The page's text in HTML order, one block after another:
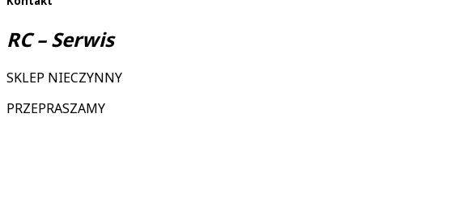
RC – Serwis
SKLEP NIECZYNNY
PRZEPRASZAMY